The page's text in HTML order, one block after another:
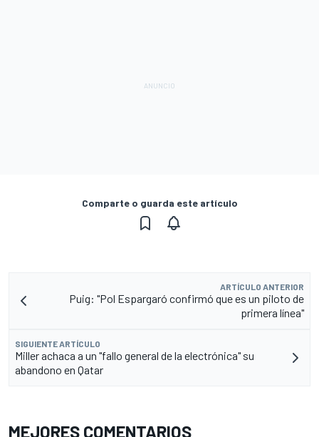
Comparte o guarda este artículo
ARTÍCULO ANTERIOR
Puig: "Pol Espargaró confirmó que es un piloto de
primera línea"
SIGUIENTE ARTÍCULO
Miller achaca a un "fallo general de la electrónica" su
abandono en Qatar
MEJORES COMENTARIOS